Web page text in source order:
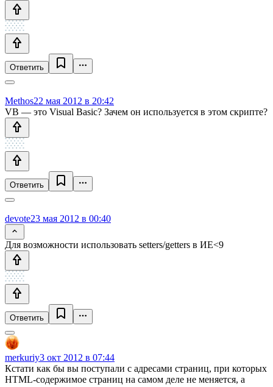
Ответить
Methos22 мая 2012 в 20:42
VB — это Visual Basic? Зачем он используется в этом скрипте?
Ответить
devote23 мая 2012 в 00:40
Для возможности использовать setters/getters в ИЕ<9
Ответить
merkuriy3 окт 2012 в 07:44
Кстати как бы вы поступали с адресами страниц, при которых
HTML-содержимое страниц на самом деле не меняется, а